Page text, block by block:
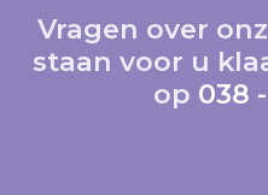
Vragen over
staan voor u
op 038